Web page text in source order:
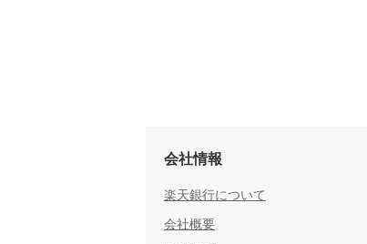
会社情報
楽天銀行について
会社概要